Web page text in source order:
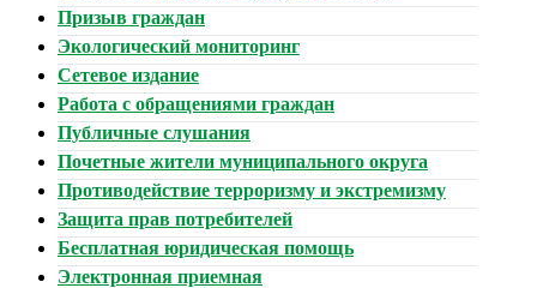
Призыв граждан
Экологический мониторинг
Сетевое издание
Работа с обращениями граждан
Публичные слушания
Почетные жители муниципального округа
Противодействие терроризму и экстремизму
Защита прав потребителей
Бесплатная юридическая помощь
Электронная приемная